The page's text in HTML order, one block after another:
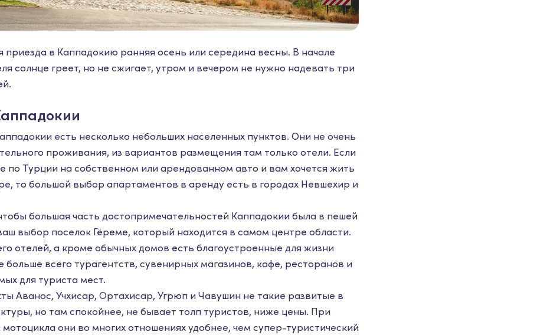
приезда в Каппадокию ранняя осень или середина весны. В начале
солнце греет, но не сжигает, утром и вечером не нужно надевать три
есть несколько небольших населенных пунктов. Они не очень
проживания, из вариантов размещения там только отели. Если
по Турции на собственном или арендованном авто и вам хочется жить
то большой выбор апартаментов в аренду есть в городах Невшехир и
большая часть достопримечательностей Каппадокии была в пешей
выбор поселок Гёреме, который находится в самом центре области.
отелей, а кроме обычных домов есть благоустроенные для жизни
всего турагентств, сувенирных магазинов, кафе, ресторанов и
для туриста мест.
Аванос, Учхисар, Ортахисар, Угрюп и Чавушин не такие развитые в
но там спокойнее, не бывает толп туристов, ниже цены. При
мотоцикла они во многих отношениях удобнее, чем супер-туристический